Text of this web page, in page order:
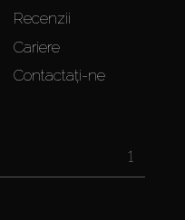
Recenzii
Cariere
Contactați-ne
1